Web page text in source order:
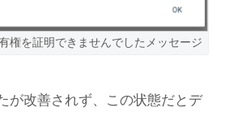
権を証明できませんでしたメッセージ
が改善されず、この状態だとデ